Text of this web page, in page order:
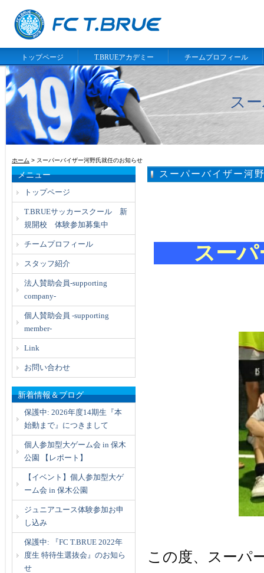
トップページ T.BRUEアカデミー チームプロフィール
ス
ホーム > スーパーバイザー河野氏就任のお知らせ
スーパーバイザー河
スー
この度、スーパ
メニュー
トップページ
T.BRUEサッカースクール 新
規開校 体験参加募集中
チームプロフィール
スタッフ紹介
法人賛助会員-supporting
company-
個人賛助会員 -supporting
member-
Link
お問い合わせ
新着情報＆ブログ
保護中: 2026年度14期生『本
始動まで』につきまして
個人参加型大ゲーム会 in 保木
公園 【レポート】
【イベント】個人参加型大ゲ
ーム会 in 保木公園
ジュニアユース体験参加お申
し込み
保護中: 『FC T.BRUE 2022年
度生 特待生選抜会』のお知ら
せ